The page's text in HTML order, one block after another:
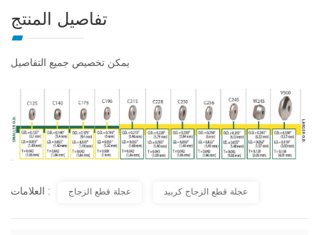
تفاصيل المنتج
يمكن تخصيص جميع التفاصيل
العلامات : عجلة قطع الزجاج عجلة قطع الزجاج كربيد